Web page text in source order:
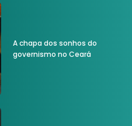
A chapa dos sonhos do
governismo no Ceará